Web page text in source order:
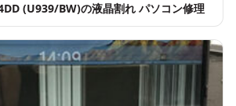
(U939/BW)の液晶割れ パソコン修理